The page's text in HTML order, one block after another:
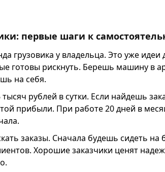
первые шаги к
грузовика у владельца. Это уже идеи
готовы рискнуть. Берешь машину в
на себя.
рублей в сутки. Если найдешь
прибыли. При работе 20 дней в
заказы. Сначала будешь сидеть на
Хорошие заказчики ценят